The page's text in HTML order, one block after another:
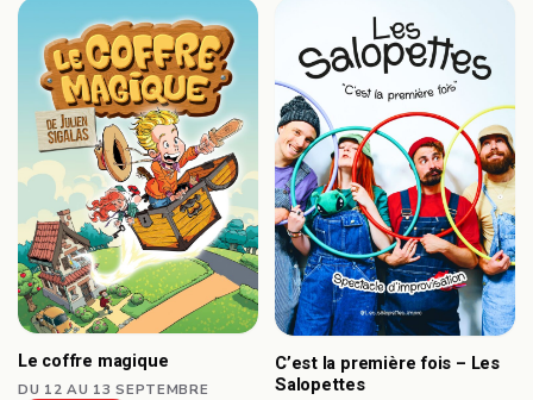
Le coffre magique
DU 12 AU 13 SEPTEMBRE
C’est la première fois – Les
Salopettes